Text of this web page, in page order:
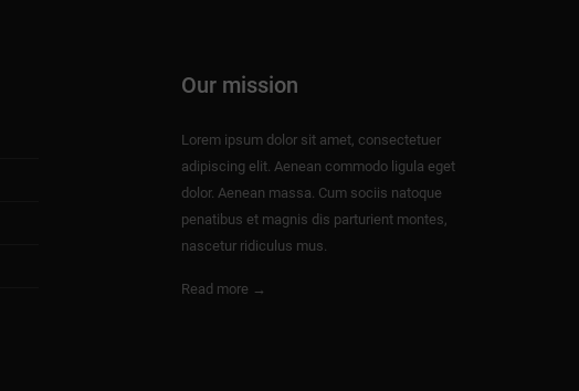
Our mission
Lorem ipsum dolor sit amet, consectetuer
adipiscing elit. Aenean commodo ligula eget
dolor. Aenean massa. Cum sociis natoque
penatibus et magnis dis parturient montes,
nascetur ridiculus mus.
Read more →